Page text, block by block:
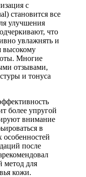
с
становится все
улучшения
что
увлажнять и
высокому
Многие
отзывами,
и тонуса
более упругой
внимание
в
после
метод для
кожи.